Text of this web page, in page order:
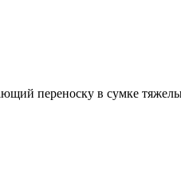
переноску в сумке